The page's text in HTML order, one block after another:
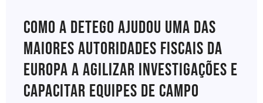
Como A Detego Ajudou Uma Das
Maiores Autoridades Fiscais Da
Europa A Agilizar Investigações E
Capacitar Equipes De Campo